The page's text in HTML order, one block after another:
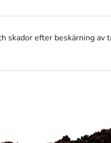
skador efter beskärning